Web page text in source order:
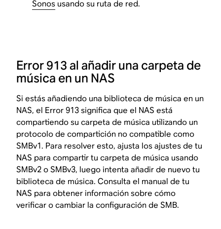
Sonos usando su ruta de red.
Error 913 al añadir una carpeta de
música en un NAS
Si estás añadiendo una biblioteca de música en un
NAS, el Error 913 significa que el NAS está
compartiendo su carpeta de música utilizando un
protocolo de compartición no compatible como
SMBv1. Para resolver esto, ajusta los ajustes de tu
NAS para compartir tu carpeta de música usando
SMBv2 o SMBv3, luego intenta añadir de nuevo tu
biblioteca de música. Consulta el manual de tu
NAS para obtener información sobre cómo
verificar o cambiar la configuración de SMB.